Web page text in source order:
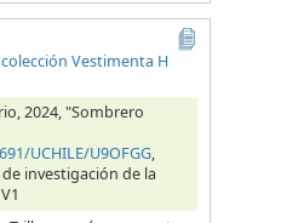
Vestimenta H
2024, "Sombrero
UCHILE/U9OFGG,
investigación de la